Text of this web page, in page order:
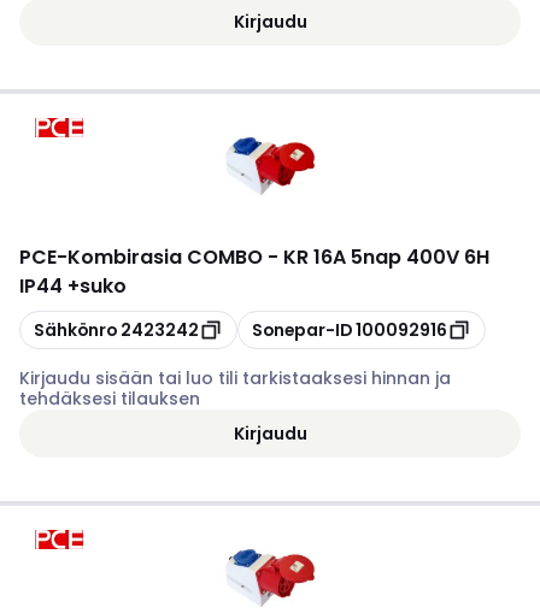
Kirjaudu
PCE-Kombirasia COMBO - KR 16A 5nap 400V 6H
IP44 +suko
Kopioi
Sähkönro 2423242 Kopioi
Sonepar-ID100092916
Kirjaudu sisään tai luo tili tarkistaaksesi hinnan ja
tehdäksesi tilauksen
Kirjaudu